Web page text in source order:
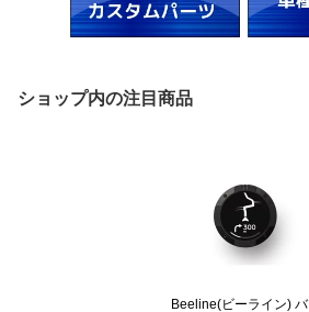
ショップ内の注目商品
Beeline(ビーライン) バ